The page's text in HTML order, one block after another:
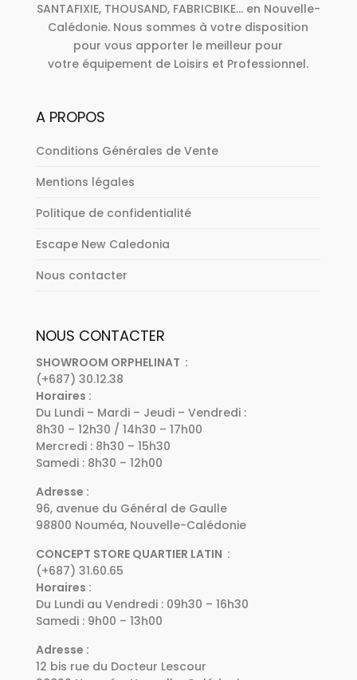
SANTAFIXIE, THOUSAND, FABRICBIKE... en Nouvelle-
Calédonie. Nous sommes à votre disposition
pour vous apporter le meilleur pour
votre équipement de Loisirs et Professionnel.
A PROPOS
Conditions Générales de Vente
Mentions légales
Politique de confidentialité
Escape New Caledonia
Nous contacter
NOUS CONTACTER
SHOWROOM ORPHELINAT :
(+687) 30.12.38
Horaires :
Du Lundi – Mardi – Jeudi – Vendredi :
8h30 – 12h30 / 14h30 – 17h00
Mercredi : 8h30 – 15h30
Samedi : 8h30 – 12h00
Adresse :
96, avenue du Général de Gaulle
98800 Nouméa, Nouvelle-Calédonie
CONCEPT STORE QUARTIER LATIN :
(+687) 31.60.65
Horaires :
Du Lundi au Vendredi : 09h30 – 16h30
Samedi : 9h00 – 13h00
Adresse :
12 bis rue du Docteur Lescour